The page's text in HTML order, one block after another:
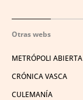
Otras webs
METRÓPOLI ABIERTA
CRÓNICA VASCA
CULEMANÍA